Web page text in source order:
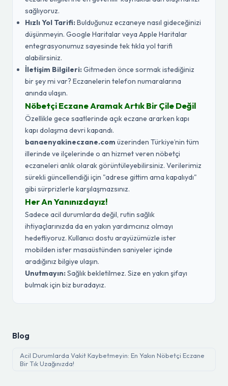
sağlıyoruz.
Hızlı Yol Tarifi:Bulduğunuz eczaneye nasıl gideceğinizi
düşünmeyin. Google Haritalar veya Apple Haritalar
entegrasyonumuz sayesinde tek tıkla yol tarifi
alabilirsiniz.
İletişim Bilgileri:Gitmeden önce sormak istediğiniz
bir şey mi var? Eczanelerin telefon numaralarına
anında ulaşın.
Nöbetçi Eczane Aramak Artık Bir Çile Değil
Özellikle gece saatlerinde açık eczane ararken kapı
kapı dolaşma devri kapandı.
banaenyakineczane.com üzerinden Türkiye’nin tüm
illerinde ve ilçelerinde o an hizmet veren nöbetçi
eczaneleri anlık olarak görüntüleyebilirsiniz. Verilerimiz
sürekli güncellendiği için "adrese gittim ama kapalıydı"
gibi sürprizlerle karşılaşmazsınız.
Her An Yanınızdayız!
Sadece acil durumlarda değil, rutin sağlık
ihtiyaçlarınızda da en yakın yardımcınız olmayı
hedefliyoruz. Kullanıcı dostu arayüzümüzle ister
mobilden ister masaüstünden saniyeler içinde
aradığınız bilgiye ulaşın.
Unutmayın:Sağlık bekletilmez. Size en yakın şifayı
bulmak için biz buradayız.
Blog
Acil Durumlarda Vakit Kaybetmeyin: En Yakın Nöbetçi Eczane
Bir Tık Uzağınızda!